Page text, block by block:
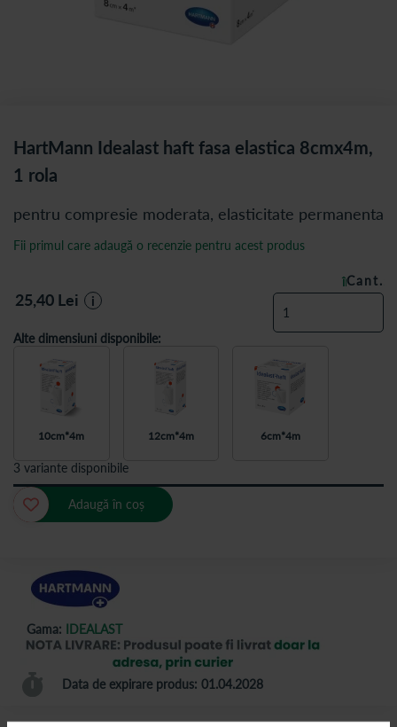
Gama: IDEALAST
Data de expirare produs: 01.04.2028
HartMann Idealast haft fasa elastica 8cmx4m,
1 rola
pentru compresie moderata, elasticitate permanenta
ÎN STOC
Fii primul care adaugă o recenzie pentru acest produs
25,40 Lei i
Cant.
Alte dimensiuni disponibile:
10cm*4m 12cm*4m 6cm*4m
3 variante disponibile
Adaugă în coș